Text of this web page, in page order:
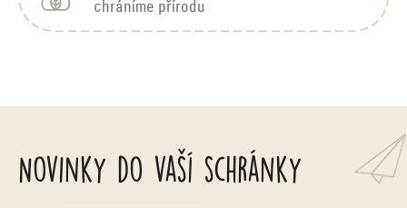
chráníme přírodu
Novinky do vaší schránky